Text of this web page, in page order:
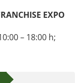
EXPO
– 18:00 h;